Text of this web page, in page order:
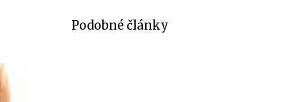
Podobné články